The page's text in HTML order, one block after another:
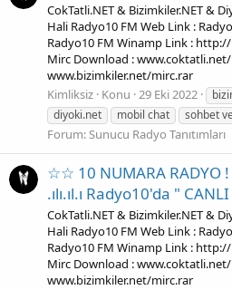
CokTatli.NET & Bizimkiler.NET &
Hali Radyo10 FM Web Link :
Radyo10 FM Winamp Link :
Mirc Download :
www.bizimkiler.net/mirc.rar
Kimliksiz Konu 29 Eki 2022
diyoki.net
mobil chat sohbet
Forum:Sunucu Radyo Tanıtımları
☆☆ 10 NUMARA RADYO !
.ılı.ıl.ı Radyo10'da "
CokTatli.NET & Bizimkiler.NET &
Hali Radyo10 FM Web Link :
Radyo10 FM Winamp Link :
Mirc Download :
www.bizimkiler.net/mirc.rar